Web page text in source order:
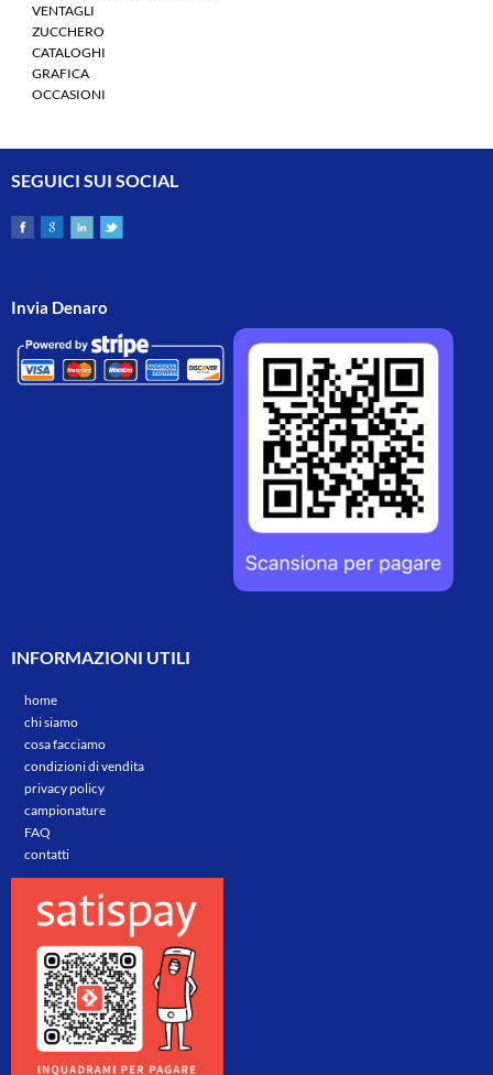
VENTAGLI
ZUCCHERO
CATALOGHI
GRAFICA
OCCASIONI
SEGUICI SUI SOCIAL
Invia Denaro
INFORMAZIONI UTILI
home
chi siamo
cosa facciamo
condizioni di vendita
privacy policy
campionature
FAQ
contatti